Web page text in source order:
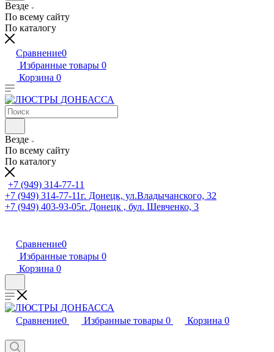
Везде
По всему сайту
По каталогу
Сравнение0
Избранные товары 0
Корзина 0
Везде
По всему сайту
По каталогу
+7 (949) 314-77-11
+7 (949) 314-77-11г. Донецк, ул.Владычанского, 32
+7 (949) 403-93-05г. Донецк , бул. Шевченко, 3
Сравнение0
Избранные товары 0
Корзина 0
Сравнение0 Избранные товары 0 Корзина 0